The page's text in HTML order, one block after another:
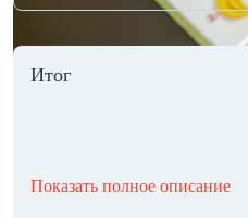
Итог
Показать полное описание